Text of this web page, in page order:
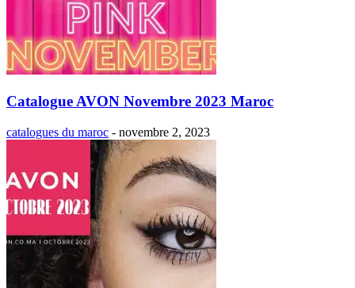
Catalogue AVON Novembre 2023 Maroc
catalogues du maroc - novembre 2, 2023